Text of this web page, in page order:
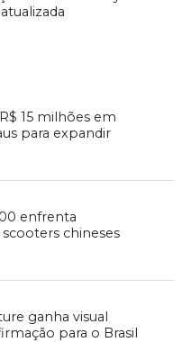
15 milhões em
para expandir
enfrenta
chineses
ganha visual
para o Brasil